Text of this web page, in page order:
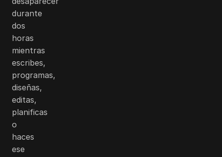
durante
dos
horas
mientras
escribes,
programas,
diseñas,
editas,
planificas
o
haces
ese